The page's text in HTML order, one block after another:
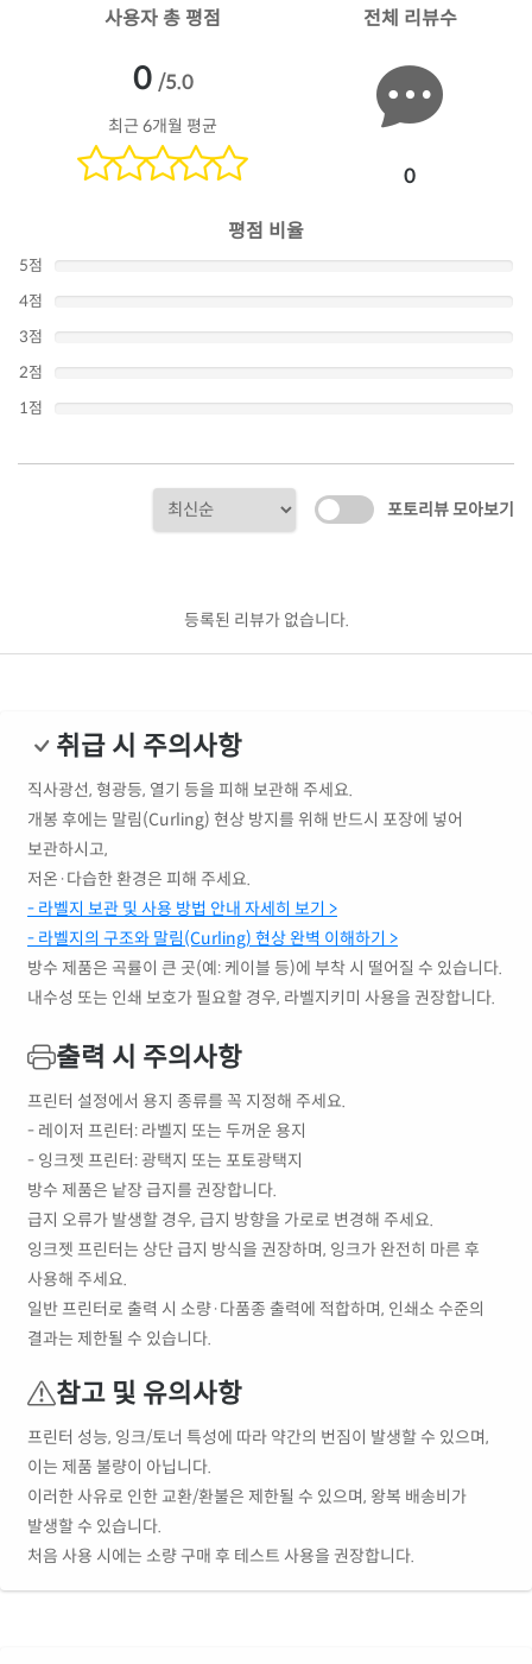
사용자 총 평점
0 /5.0
최근 6개월 평균
전체 리뷰수
0
평점 비율
5점
4점
3점
2점
1점
포토리뷰 모아보기
등록된 리뷰가 없습니다.
취급 시 주의사항
직사광선, 형광등, 열기 등을 피해 보관해 주세요.
개봉 후에는 말림(Curling) 현상 방지를 위해 반드시 포장에 넣어
보관하시고,
저온·다습한 환경은 피해 주세요.
- 라벨지 보관 및 사용 방법 안내 자세히 보기 >
- 라벨지의 구조와 말림(Curling) 현상 완벽 이해하기 >
방수 제품은 곡률이 큰 곳(예: 케이블 등)에 부착 시 떨어질 수 있습니다.
내수성 또는 인쇄 보호가 필요할 경우, 라벨지키미 사용을 권장합니다.
출력 시 주의사항
프린터 설정에서 용지 종류를 꼭 지정해 주세요.
- 레이저 프린터: 라벨지 또는 두꺼운 용지
- 잉크젯 프린터: 광택지 또는 포토광택지
방수 제품은 낱장 급지를 권장합니다.
급지 오류가 발생할 경우, 급지 방향을 가로로 변경해 주세요.
잉크젯 프린터는 상단 급지 방식을 권장하며, 잉크가 완전히 마른 후
사용해 주세요.
일반 프린터로 출력 시 소량·다품종 출력에 적합하며, 인쇄소 수준의
결과는 제한될 수 있습니다.
참고 및 유의사항
프린터 성능, 잉크/토너 특성에 따라 약간의 번짐이 발생할 수 있으며,
이는 제품 불량이 아닙니다.
이러한 사유로 인한 교환/환불은 제한될 수 있으며, 왕복 배송비가
발생할 수 있습니다.
처음 사용 시에는 소량 구매 후 테스트 사용을 권장합니다.